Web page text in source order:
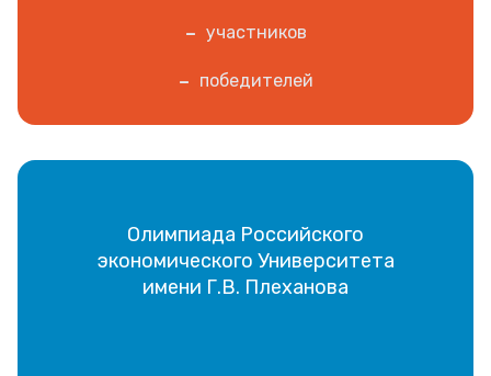
- участников
- победителей
Олимпиада Российского
экономического Университета
имени Г.В. Плеханова